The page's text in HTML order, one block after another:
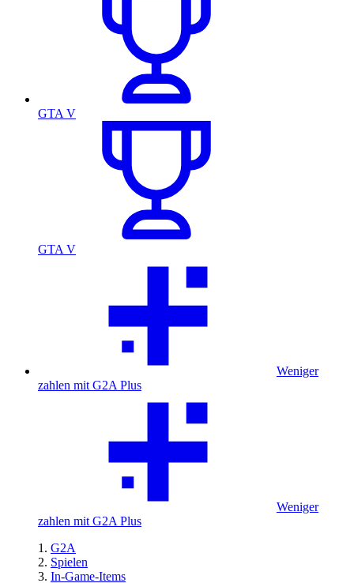
GTA V
GTA V
Weniger
zahlen mit G2A Plus
Weniger
zahlen mit G2A Plus
G2A
Spielen
In-Game-Items